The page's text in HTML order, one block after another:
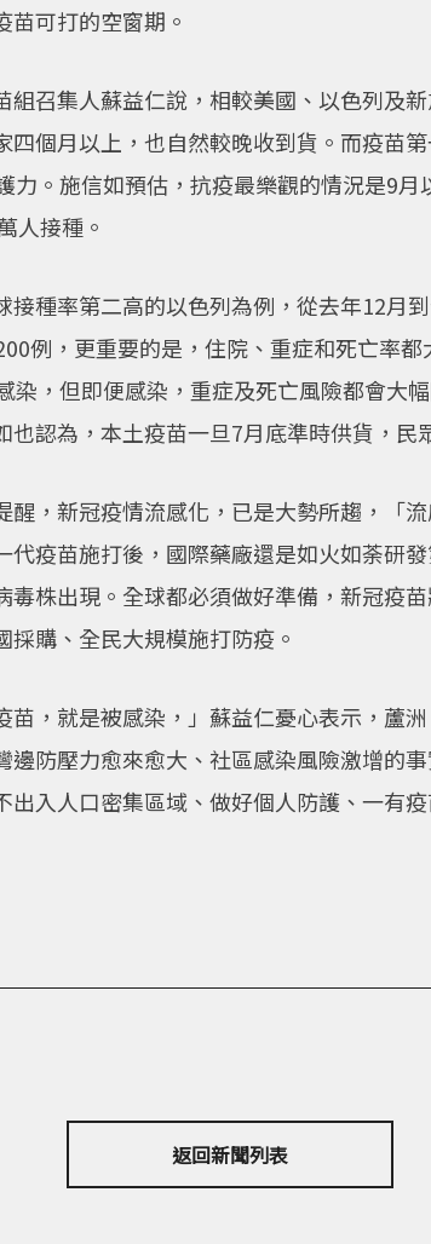
可打的空窗期。
召集人蘇益仁說，相較美國、以色列及
個月以上，也自然較晚收到貨。而疫苗
力。施信如預估，抗疫最樂觀的情況是9
人接種。
種率第二高的以色列為例，從去年12月
例，更重要的是，住院、重症和死亡率
染，但即便感染，重症及死亡風險都會大
認為，本土疫苗一旦7月底準時供貨，民
，新冠疫情流感化，已是大勢所趨，「
疫苗施打後，國際藥廠還是如火如荼研
株出現。全球都必須做好準備，新冠疫
購、全民大規模施打防疫。
苗，就是被感染，」蘇益仁憂心表示，蘆
防壓力愈來愈大、社區感染風險激增的
入人口密集區域、做好個人防護、一有
返回新聞列表